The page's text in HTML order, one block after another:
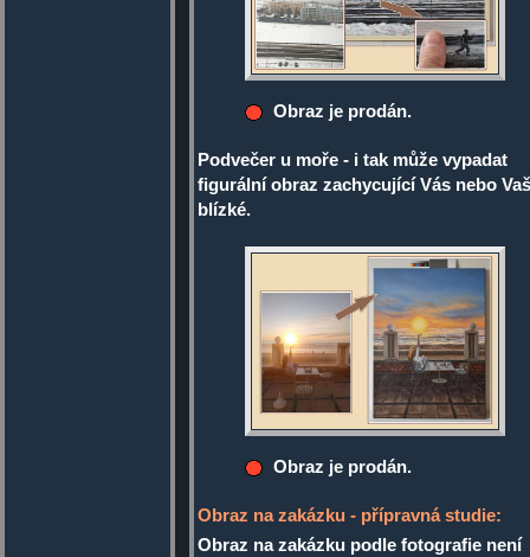
Obraz je prodán.
Podvečer u moře - i tak může vypadat
figurální obraz zachycující Vás nebo
blízké.
Obraz je prodán.
Obraz na zakázku - přípravná studie:
Obraz na zakázku podle fotografie není